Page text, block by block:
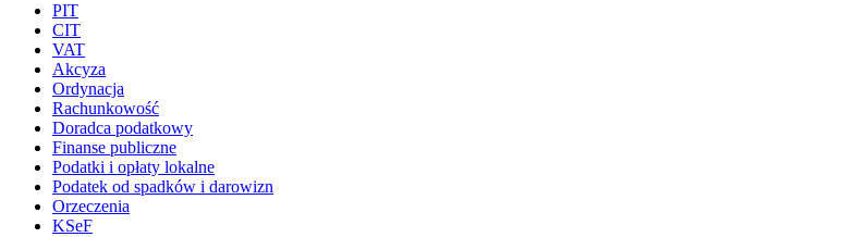
PIT
CIT
VAT
Akcyza
Ordynacja
Rachunkowość
Doradca podatkowy
Finanse publiczne
Podatki i opłaty lokalne
Podatek od spadków i darowizn
Orzeczenia
KSeF